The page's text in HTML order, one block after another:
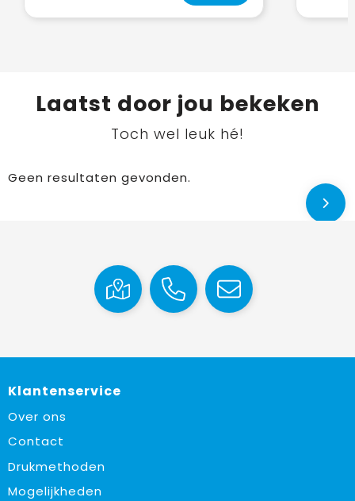
Laatst door jou bekeken
Toch wel leuk hé!
Geen resultaten gevonden.
Klantenservice
Over ons
Contact
Drukmethoden
Mogelijkheden